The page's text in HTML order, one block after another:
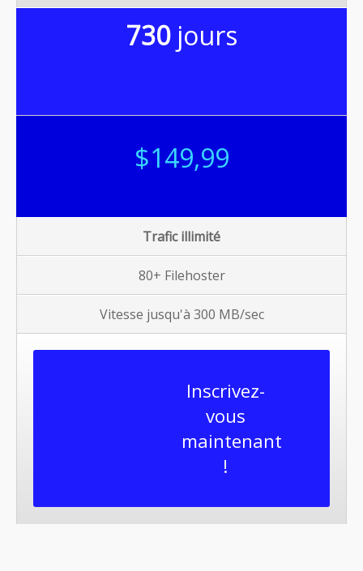
730 jours
$149,99
Trafic illimité
80+ Filehoster
Vitesse jusqu'à 300 MB/sec
Inscrivez-
vous
maintenant
!